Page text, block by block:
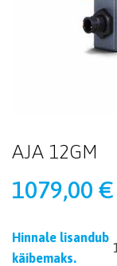
AJA 12GM
1079,00 €
Hinnale lisandub
käibemaks.